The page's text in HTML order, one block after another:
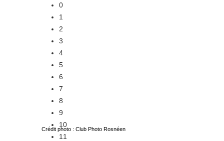
0
1
2
3
4
5
6
7
8
9
10
11
Crédit photo : Club Photo Rosnéen